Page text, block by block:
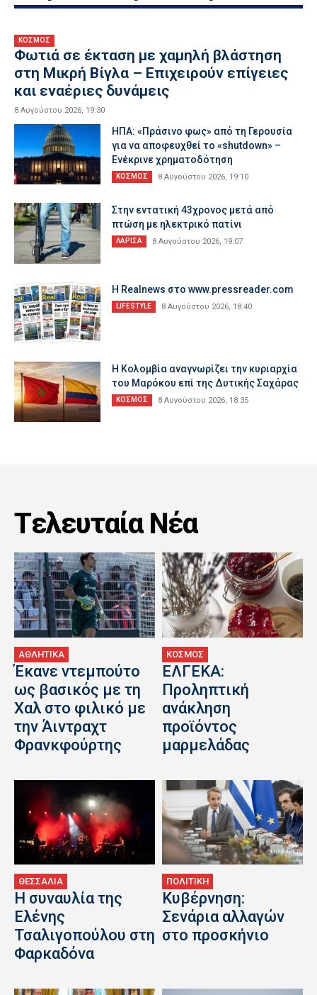
ΚΟΣΜΟΣ
Φωτιά σε έκταση με χαμηλή βλάστηση
στη Μικρή Βίγλα – Επιχειρούν επίγειες
και εναέριες δυνάμεις
8 Αυγούστου 2026, 19:30
ΗΠΑ: «Πράσινο φως» από τη Γερουσία
για να αποφευχθεί το «shutdown» –
Ενέκρινε χρηματοδότηση
ΚΟΣΜΟΣ 8 Αυγούστου 2026, 19:10
Στην εντατική 43χρονος μετά από
πτώση με ηλεκτρικό πατίνι
ΛΑΡΙΣΑ 8 Αυγούστου 2026, 19:07
Η Realnews στο www.pressreader.com
LIFESTYLE 8 Αυγούστου 2026, 18:40
Η Κολομβία αναγνωρίζει την κυριαρχία
του Μαρόκου επί της Δυτικής Σαχάρας
ΚΟΣΜΟΣ 8 Αυγούστου 2026, 18:35
Tελευταία Nέα
ΑΘΛΗΤΙΚΑ
Έκανε ντεμπούτο
ως βασικός με τη
Χαλ στο φιλικό με
την Άιντραχτ
Φρανκφούρτης
ΚΟΣΜΟΣ
ΕΛΓΕΚΑ:
Προληπτική
ανάκληση
προϊόντος
μαρμελάδας
ΘΕΣΣΑΛΙΑ
H συναυλία της
Ελένης
Τσαλιγοπούλου στη
Φαρκαδόνα
ΠΟΛΙΤΙΚΗ
Κυβέρνηση:
Σενάρια αλλαγών
στο προσκήνιο